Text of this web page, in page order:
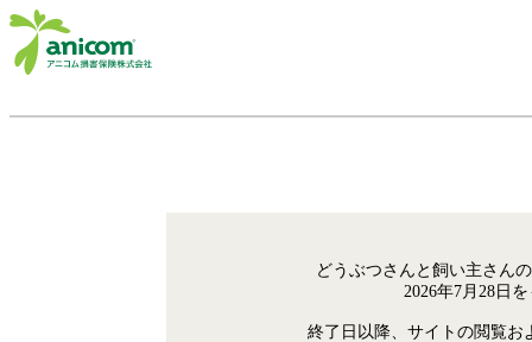
どうぶつさんと飼い主さん
2026年7月28日
終了日以降、サイトの閲覧お